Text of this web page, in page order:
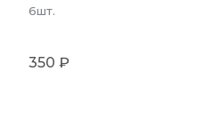
6шт.
350 ₽